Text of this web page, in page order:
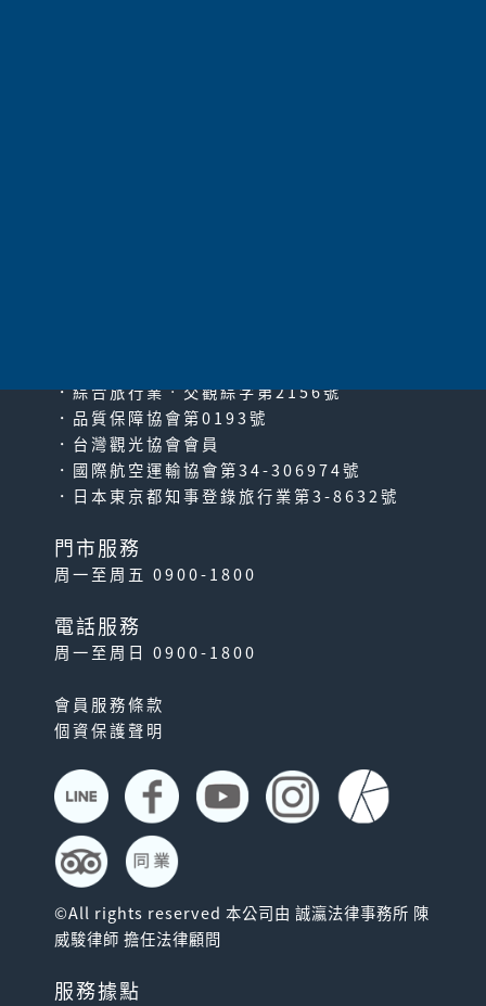
．綜合旅行業‧交觀綜字第2156號
．品質保障協會第0193號
．台灣觀光協會會員
．國際航空運輸協會第34-306974號
．日本東京都知事登錄旅行業第3-8632號
門市服務
周一至周五 0900-1800
電話服務
周一至周日 0900-1800
會員服務條款
個資保護聲明
©All rights reserved 本公司由 誠瀛法律事務所 陳
威駿律師 擔任法律顧問
服務據點